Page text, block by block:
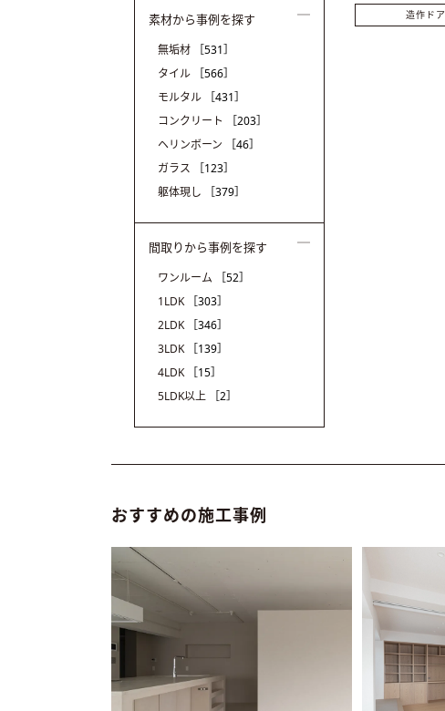
造作ドア
素材から事例を探す
無垢材
［531］
タイル
［566］
モルタル
［431］
コンクリート
［203］
ヘリンボーン
［46］
ガラス
［123］
躯体現し
［379］
間取りから事例を探す
ワンルーム
［52］
1LDK
［303］
2LDK
［346］
3LDK
［139］
4LDK
［15］
5LDK以上
［2］
おすすめの施工事例